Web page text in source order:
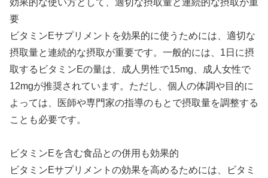
要
ビタミンEサプリメントを効果的に使うためには、適切な
摂取量と連続的な摂取が重要です。一般的には、1日に摂
取するビタミンEの量は、成人男性で15mg、成人女性で
12mgが推奨されています。ただし、個人の体調や目的に
よっては、医師や専門家の指導のもとで摂取量を調整する
ことも必要です。
ビタミンEを含む食品との併用も効果的
ビタミンEサプリメントの効果を高めるためには、ビタミ